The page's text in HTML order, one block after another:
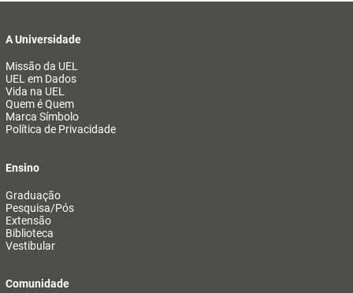
A Universidade
Missão da UEL
UEL em Dados
Vida na UEL
Quem é Quem
Marca Símbolo
Política de Privacidade
Ensino
Graduação
Pesquisa/Pós
Extensão
Biblioteca
Vestibular
Comunidade